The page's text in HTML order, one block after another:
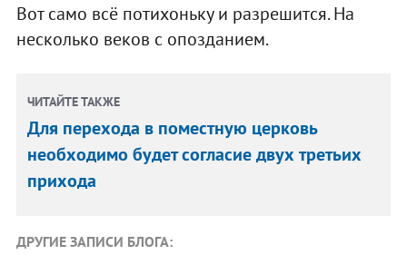
Вот само всё потихоньку и разрешится. На
несколько веков с опозданием.
ЧИТАЙТЕ ТАКЖЕ
Для перехода в поместную церковь
необходимо будет согласие двух третьих
прихода
ДРУГИЕ ЗАПИСИ БЛОГА: